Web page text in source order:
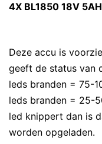
4X BL1850 18V
Deze accu is
geeft de status van
leds branden = 75-
leds branden = 25-
led knippert dan is
worden opgeladen.